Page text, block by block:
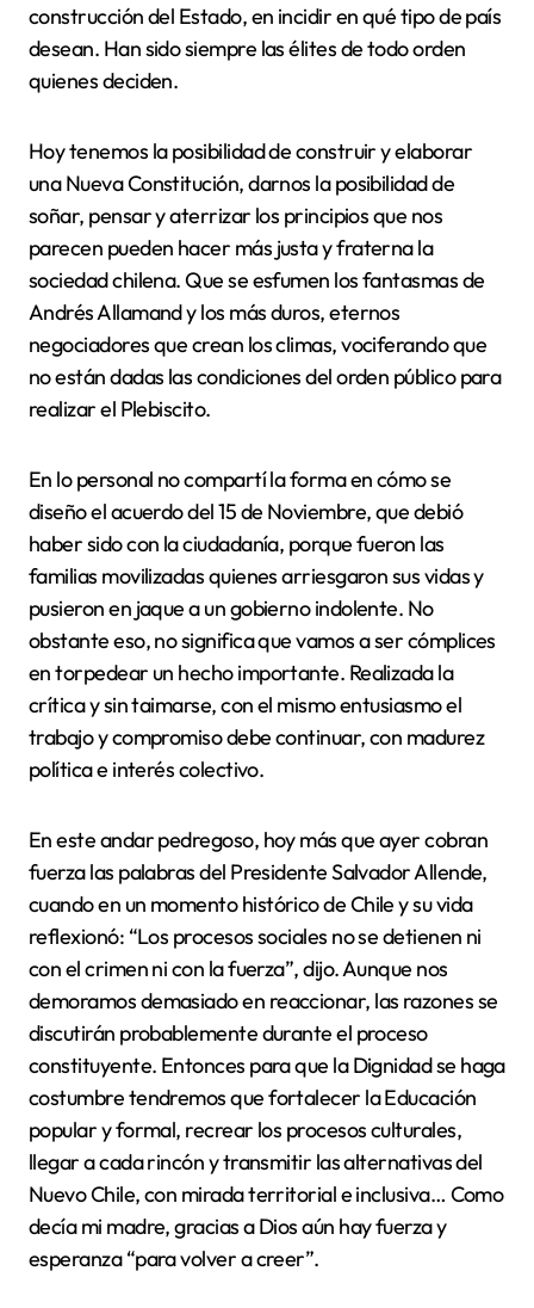
construcción del Estado, en incidir en qué tipo de país
desean. Han sido siempre las élites de todo orden
quienes deciden.
Hoy tenemos la posibilidad de construir y elaborar
una Nueva Constitución, darnos la posibilidad de
soñar, pensar y aterrizar los principios que nos
parecen pueden hacer más justa y fraterna la
sociedad chilena. Que se esfumen los fantasmas de
Andrés Allamand y los más duros, eternos
negociadores que crean los climas, vociferando que
no están dadas las condiciones del orden público para
realizar el Plebiscito.
En lo personal no compartí la forma en cómo se
diseño el acuerdo del 15 de Noviembre, que debió
haber sido con la ciudadanía, porque fueron las
familias movilizadas quienes arriesgaron sus vidas y
pusieron en jaque a un gobierno indolente. No
obstante eso, no significa que vamos a ser cómplices
en torpedear un hecho importante. Realizada la
crítica y sin taimarse, con el mismo entusiasmo el
trabajo y compromiso debe continuar, con madurez
política e interés colectivo.
En este andar pedregoso, hoy más que ayer cobran
fuerza las palabras del Presidente Salvador Allende,
cuando en un momento histórico de Chile y su vida
reflexionó: “Los procesos sociales no se detienen ni
con el crimen ni con la fuerza”, dijo. Aunque nos
demoramos demasiado en reaccionar, las razones se
discutirán probablemente durante el proceso
constituyente. Entonces para que la Dignidad se haga
costumbre tendremos que fortalecer la Educación
popular y formal, recrear los procesos culturales,
llegar a cada rincón y transmitir las alternativas del
Nuevo Chile, con mirada territorial e inclusiva… Como
decía mi madre, gracias a Dios aún hay fuerza y
esperanza “para volver a creer”.